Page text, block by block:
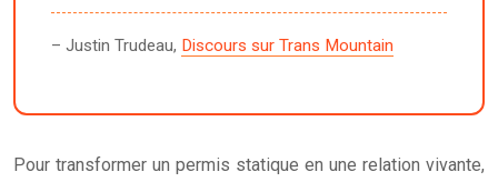
– Justin Trudeau, Discours sur Trans Mountain
Pour transformer un permis statique en une relation vivante,